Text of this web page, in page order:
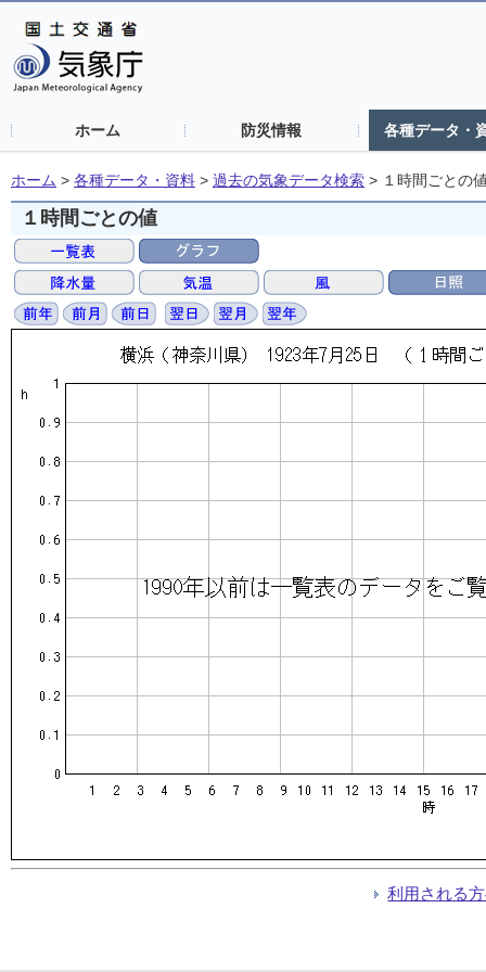
ホーム 防災情報 各種データ・
ホーム > 各種データ・資料 > 過去の気象データ検索 > １時間ごとの
１時間ごとの値
利用される